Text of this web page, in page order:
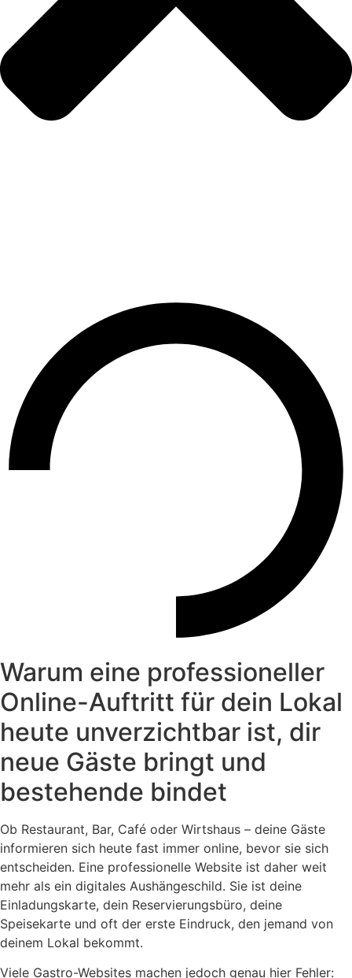
Warum eine professioneller
Online-Auftritt für dein Lokal
heute unverzichtbar ist, dir
neue Gäste bringt und
bestehende bindet
Ob Restaurant, Bar, Café oder Wirtshaus – deine Gäste
informieren sich heute fast immer online, bevor sie sich
entscheiden. Eine professionelle Website ist daher weit
mehr als ein digitales Aushängeschild. Sie ist deine
Einladungskarte, dein Reservierungsbüro, deine
Speisekarte und oft der erste Eindruck, den jemand von
deinem Lokal bekommt.
Viele Gastro-Websites machen jedoch genau hier Fehler: